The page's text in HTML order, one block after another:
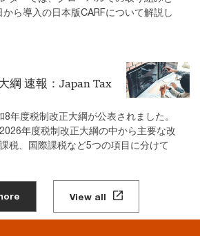
ら導入の日本版CARFについて解説し
綱 速報：Japan Tax
年度税制改正大綱が公表されました。
年度税制改正大綱の中から主要な改
税、国際課税など5つの項目に分けて
View all